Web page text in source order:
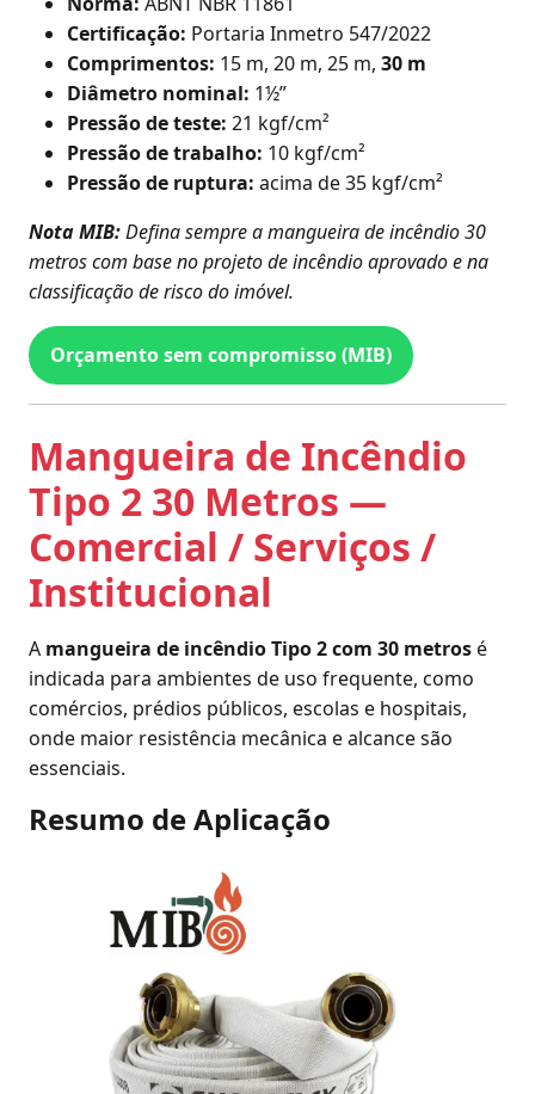
Certificação: Portaria Inmetro 547/2022
Comprimentos: 15 m, 20 m, 25 m, 30 m
Diâmetro nominal: 1½”
Pressão de teste: 21 kgf/cm²
Pressão de trabalho: 10 kgf/cm²
Pressão de ruptura: acima de 35 kgf/cm²
Nota MIB:Defina sempre a mangueira de incêndio 30
metros com base no projeto de incêndio aprovado e na
classificação de risco do imóvel.
Orçamento sem compromisso (MIB)
Mangueira de Incêndio
Tipo 2 30 Metros —
Comercial / Serviços /
Institucional
A mangueira de incêndio Tipo 2 com 30 metrosé
indicada para ambientes de uso frequente, como
comércios, prédios públicos, escolas e hospitais,
onde maior resistência mecânica e alcance são
essenciais.
Resumo de Aplicação